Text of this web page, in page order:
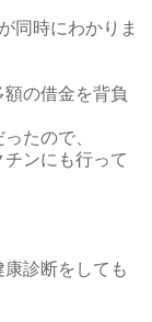
同時にわかりま
の借金を背負
たので、
ンにも行って
診断をしても